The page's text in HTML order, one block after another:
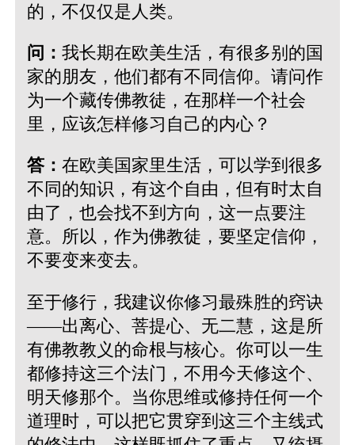
的，不仅仅是人类。
问： 我长期在欧美生活，有很多别的国
家的朋友，他们都有不同信仰。请问作
为一个藏传佛教徒，在那样一个社会
里，应该怎样修习自己的内心？
答： 在欧美国家里生活，可以学到很多
不同的知识，有这个自由，但有时太自
由了，也会找不到方向，这一点要注
意。所以，作为佛教徒，要坚定信仰，
不要变来变去。
至于修行，我建议你修习最殊胜的窍诀
——出离心、菩提心、无二慧，这是所
有佛教教义的命根与核心。你可以一生
都修持这三个法门，不用今天修这个、
明天修那个。当你思维或修持任何一个
道理时，可以把它贯穿到这三个主线式